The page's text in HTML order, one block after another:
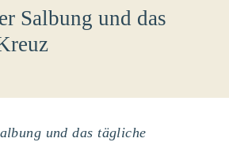
Salbung und das
und das tägliche